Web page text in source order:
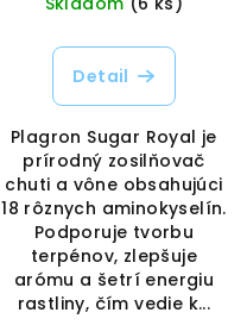
Detail
Plagron Sugar Royal je
prírodný zosilňovač
chuti a vône obsahujúci
18 rôznych aminokyselín.
Podporuje tvorbu
terpénov, zlepšuje
arómu a šetrí energiu
rastliny, čím vedie k...